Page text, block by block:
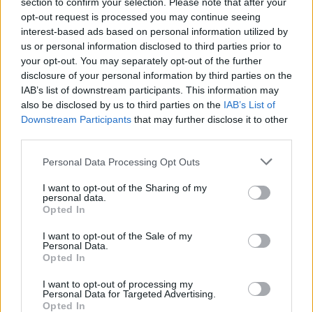
opt-out request is processed you may continue seeing
interest-based ads based on personal information utilized by
us or personal information disclosed to third parties prior to
your opt-out. You may separately opt-out of the further
disclosure of your personal information by third parties on the
IAB’s list of downstream participants. This information may
also be disclosed by us to third parties on the IAB’s List of
Downstream Participants that may further disclose it to other
Personal Data Processing Opt Outs
I want to opt-out of the Sharing of my
personal data.
Opted In
I want to opt-out of the Sale of my
Personal Data.
Opted In
I want to opt-out of processing my
Personal Data for Targeted Advertising.
Opted In